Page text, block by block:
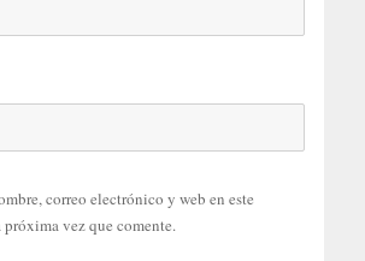
correo electrónico y web en este
próxima vez que comente.